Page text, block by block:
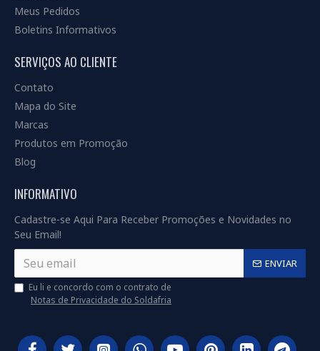
Meus Pedidos
Boletins Informativos
SERVIÇOS AO CLIENTE
Contato
Mapa do Site
Marcas
Produtos em Promoção
Blog
INFORMATIVO
Cadastre-se Aqui Para Receber Promoções e Novidades no
Seu Email!
ENVIAR
Eu li e concordo com o contrato de
Notas de Privacidade do Soldafria